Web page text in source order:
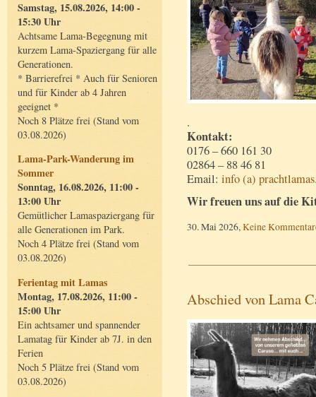
Samstag, 15.08.2026, 14:00 -
15:30 Uhr
Achtsame Lama-Begegnung mit
kurzem Lama-Spaziergang für alle
Generationen.
* Barrierefrei * Auch für Senioren
und für Kinder ab 4 Jahren
geeignet *
Noch 8 Plätze frei (Stand vom
03.08.2026)
Lama-Park-Wanderung im
Sommer
Sonntag, 16.08.2026, 11:00 -
13:00 Uhr
Gemütlicher Lamaspaziergang für
alle Generationen im Park.
Noch 4 Plätze frei (Stand vom
03.08.2026)
Ferientag mit Lamas
Montag, 17.08.2026, 11:00 -
15:00 Uhr
Ein achtsamer und spannender
Lamatag für Kinder ab 7J. in den
Ferien
Noch 5 Plätze frei (Stand vom
03.08.2026)
.
Kontakt:
0176 – 660 161 30
02864 – 88 46 81
Email: info (a)
Wir freuen uns auf die
30. Mai 2026,Keine
Abschied von Lama